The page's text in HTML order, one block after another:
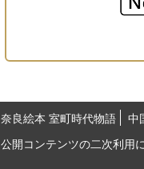
奈良絵本 室町時代物語
中
公開コンテンツの二次利用